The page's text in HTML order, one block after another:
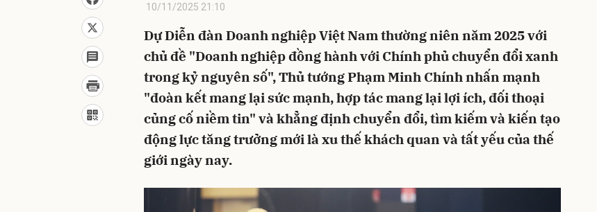
10/11/2025 21:10
Dự Diễn đàn Doanh nghiệp Việt Nam thường niên năm 2025 với
chủ đề "Doanh nghiệp đồng hành với Chính phủ chuyển đổi xanh
trong kỷ nguyên số", Thủ tướng Phạm Minh Chính nhấn mạnh
"đoàn kết mang lại sức mạnh, hợp tác mang lại lợi ích, đối thoại
củng cố niềm tin" và khẳng định chuyển đổi, tìm kiếm và kiến tạo
động lực tăng trưởng mới là xu thế khách quan và tất yếu của thế
giới ngày nay.